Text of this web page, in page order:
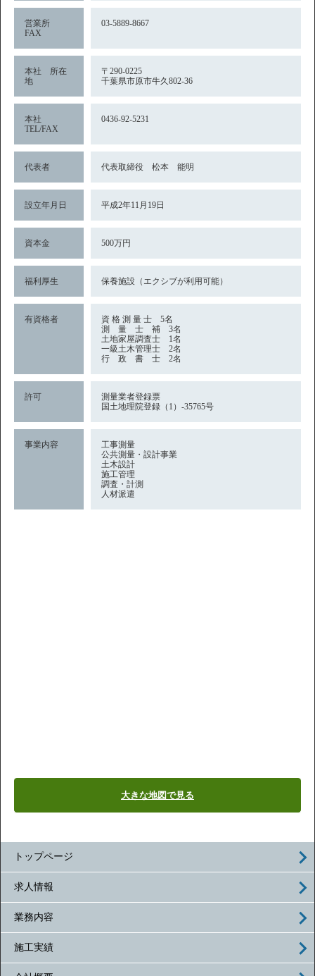
営業所
FAX
03-5889-8667
本社 所在
地
〒290-0225
千葉県市原市牛久802-36
本社
TEL/FAX
0436-92-5231
代表者 代表取締役 松本 能明
設立年月日 平成2年11月19日
資本金 500万円
福利厚生 保養施設（エクシブが利用可能）
有資格者
資 格 測 量 士 5名
測 量 士 補 3名
土地家屋調査士 1名
一級土木管理士 2名
行 政 書 士 2名
許可
測量業者登録票
国土地理院登録（1）-35765号
事業内容
工事測量
公共測量・設計事業
土木設計
施工管理
調査・計測
人材派遣
大きな地図で見る
トップページ
求人情報
業務内容
施工実績